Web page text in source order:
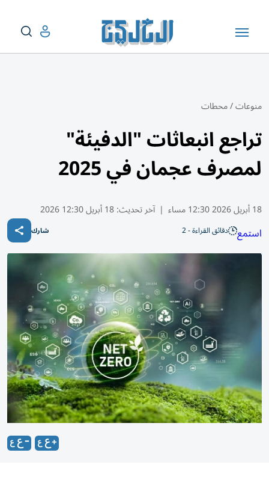
منوعات/محطات
تراجع انبعاثات "الدفيئة"
لمصرف عجمان في 2025
18 أبريل 2026 12:30 مساء | آخر تحديث:18 أبريل 12:30 2026
استمع دقائق القراءة - 2 شارك